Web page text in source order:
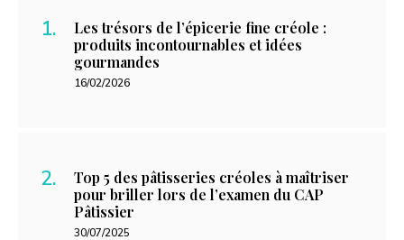
Les trésors de l’épicerie fine créole :
produits incontournables et idées
gourmandes
16/02/2026
Top 5 des pâtisseries créoles à maîtriser
pour briller lors de l’examen du CAP
Pâtissier
30/07/2025